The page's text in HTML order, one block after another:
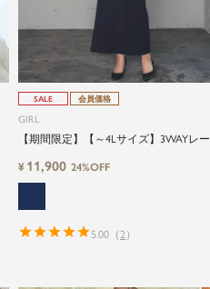
SALE 会員価格
GIRL
【期間限定】【～4Lサイズ】3WAYレ
ブロング丈結婚式ワンピースパーティー
ドレス
¥ 11,900 24%OFF
5.00 （ 2）